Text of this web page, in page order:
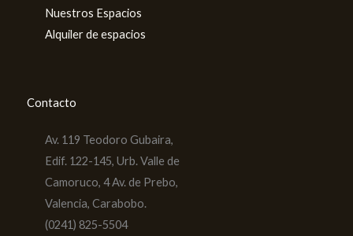
Nuestros Espacios
Alquiler de espacios
Contacto
Av. 119 Teodoro Gubaira,
Edif. 122-145, Urb. Valle de
Camoruco, 4 Av. de Prebo,
Valencia, Carabobo.
(0241) 825-5504